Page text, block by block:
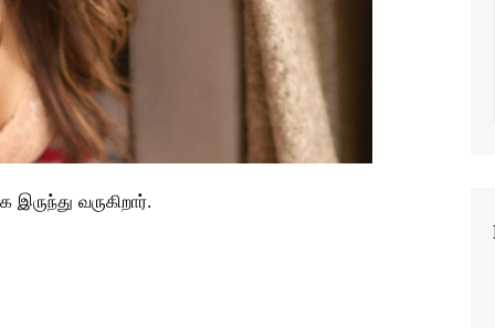
வருகிறார்.